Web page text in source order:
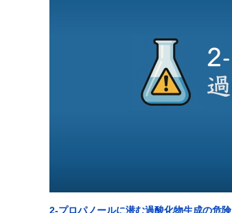
2-プロパノールに潜む過酸化物生成の危険